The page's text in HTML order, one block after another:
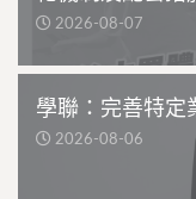
2026-08-07
學聯：完善特定
2026-08-06